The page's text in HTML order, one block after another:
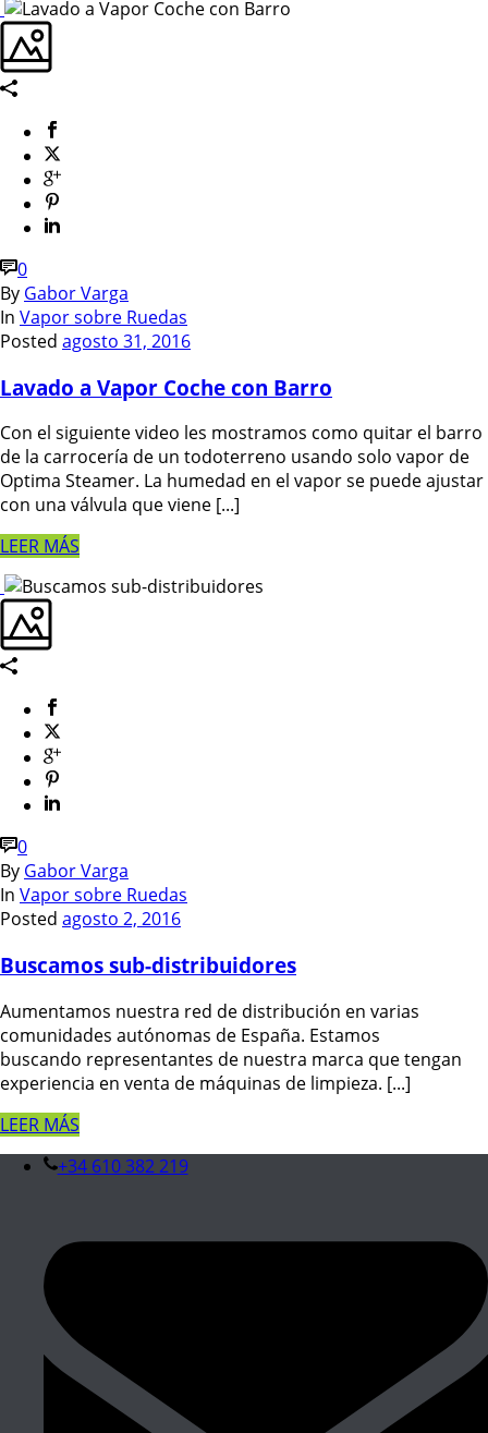
0
By Gabor Varga
In Vapor sobre Ruedas
Posted agosto 31, 2016
Lavado a Vapor Coche con Barro
Con el siguiente video les mostramos como quitar el barro
de la carrocería de un todoterreno usando solo vapor de
Optima Steamer. La humedad en el vapor se puede ajustar
con una válvula que viene [...]
LEER MÁS
0
By Gabor Varga
In Vapor sobre Ruedas
Posted agosto 2, 2016
Buscamos sub-distribuidores
Aumentamos nuestra red de distribución en varias
comunidades autónomas de España. Estamos
buscando representantes de nuestra marca que tengan
experiencia en venta de máquinas de limpieza. [...]
LEER MÁS
+34 610 382 219